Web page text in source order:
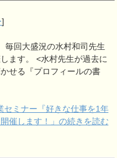
]
毎回大盛況の水村和司先生
ます。 <水村先生が過去に
せる『プロフィールの書
セミナー『好きな仕事を1年
催します！」の続きを読む